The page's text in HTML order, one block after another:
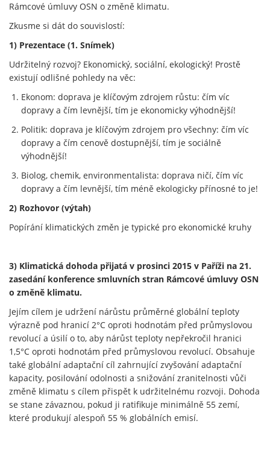
Rámcové úmluvy OSN o změně klimatu.
Zkusme si dát do souvislostí:
1) Prezentace (1. Snímek)
Udržitelný rozvoj? Ekonomický, sociální, ekologický! Prostě
existují odlišné pohledy na věc:
Ekonom: doprava je klíčovým zdrojem růstu: čím víc
dopravy a čím levnější, tím je ekonomicky výhodnější!
Politik: doprava je klíčovým zdrojem pro všechny: čím víc
dopravy a čím cenově dostupnější, tím je sociálně
výhodnější!
Biolog, chemik, environmentalista: doprava ničí, čím víc
dopravy a čím levnější, tím méně ekologicky přínosné to je!
2) Rozhovor (výtah)
Popírání klimatických změn je typické pro ekonomické kruhy
3) Klimatická dohoda přijatá v prosinci 2015 v Paříži na 21.
zasedání konference smluvních stran Rámcové úmluvy OSN
o změně klimatu.
Jejím cílem je udržení nárůstu průměrné globální teploty
výrazně pod hranicí 2°C oproti hodnotám před průmyslovou
revolucí a úsilí o to, aby nárůst teploty nepřekročil hranici
1,5°C oproti hodnotám před průmyslovou revolucí. Obsahuje
také globální adaptační cíl zahrnující zvyšování adaptační
kapacity, posilování odolnosti a snižování zranitelnosti vůči
změně klimatu s cílem přispět k udržitelnému rozvoji. Dohoda
se stane závaznou, pokud ji ratifikuje minimálně 55 zemí,
které produkují alespoň 55 % globálních emisí.